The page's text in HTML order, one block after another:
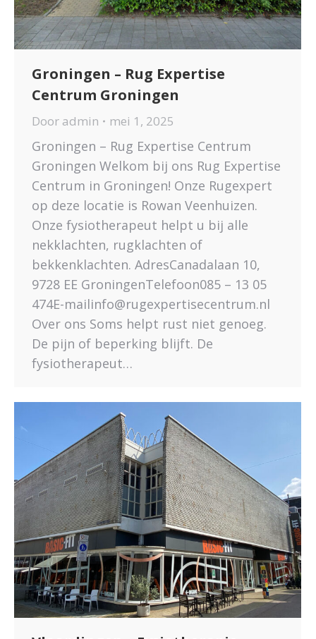
Groningen – Rug Expertise
Centrum Groningen
Door admin mei 1, 2025
Groningen – Rug Expertise Centrum
Groningen Welkom bij ons Rug Expertise
Centrum in Groningen! Onze Rugexpert
op deze locatie is Rowan Veenhuizen.
Onze fysiotherapeut helpt u bij alle
nekklachten, rugklachten of
bekkenklachten. AdresCanadalaan 10,
9728 EE GroningenTelefoon085 – 13 05
474E-mailinfo@rugexpertisecentrum.nl
Over ons Soms helpt rust niet genoeg.
De pijn of beperking blijft. De
fysiotherapeut…